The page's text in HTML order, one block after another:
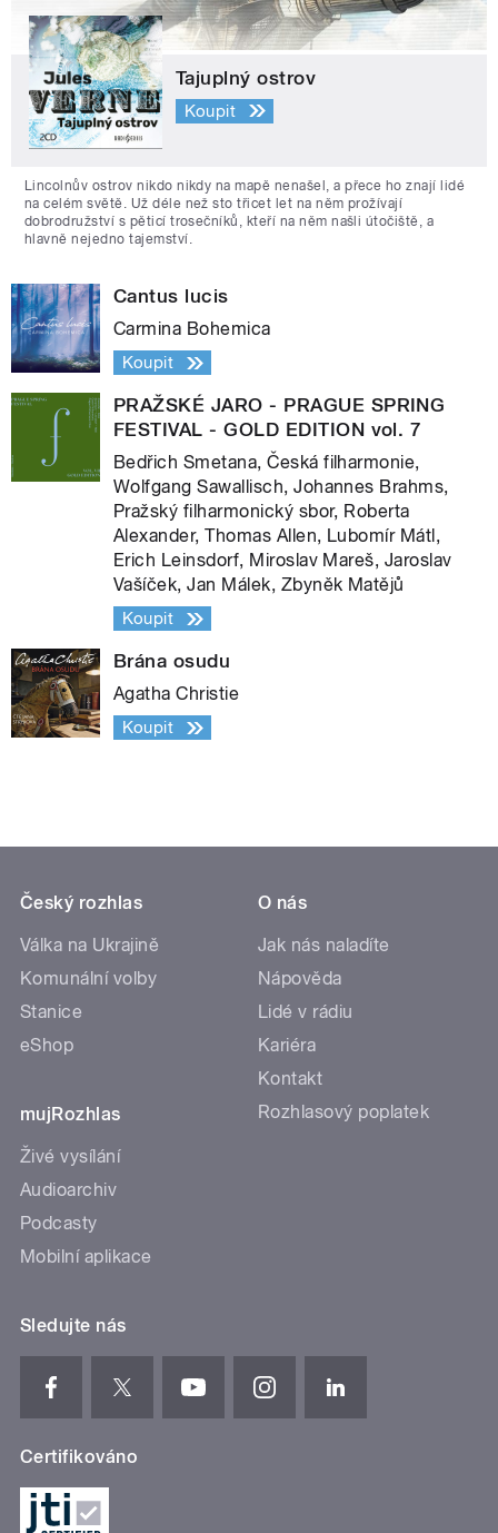
Tajuplný ostrov
Koupit
Lincolnův ostrov nikdo nikdy na mapě nenašel, a přece ho znají lidé
na celém světě. Už déle než sto třicet let na něm prožívají
dobrodružství s pěticí trosečníků, kteří na něm našli útočiště, a
hlavně nejedno tajemství.
Cantus lucis
Carmina Bohemica
Koupit
PRAŽSKÉ JARO - PRAGUE SPRING
FESTIVAL - GOLD EDITION vol. 7
Bedřich Smetana, Česká filharmonie,
Wolfgang Sawallisch, Johannes Brahms,
Pražský filharmonický sbor, Roberta
Alexander, Thomas Allen, Lubomír Mátl,
Erich Leinsdorf, Miroslav Mareš, Jaroslav
Vašíček, Jan Málek, Zbyněk Matějů
Koupit
Brána osudu
Agatha Christie
Koupit
Český rozhlas
Válka na Ukrajině
Komunální volby
Stanice
eShop
mujRozhlas
Živé vysílání
Audioarchiv
Podcasty
Mobilní aplikace
O nás
Jak nás naladíte
Nápověda
Lidé v rádiu
Kariéra
Kontakt
Rozhlasový poplatek
Sledujte nás
Certifikováno